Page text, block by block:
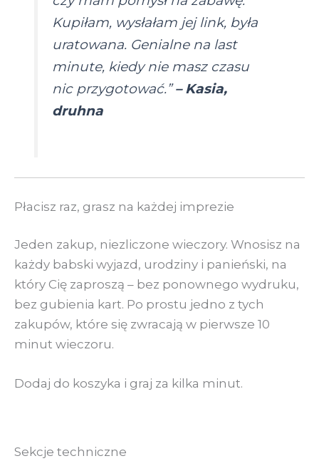
Kupiłam, wysłałam jej link, była
uratowana. Genialne na last
minute, kiedy nie masz czasu
nic przygotować.” – Kasia,
druhna
Płacisz raz, grasz na każdej imprezie
Jeden zakup, niezliczone wieczory. Wnosisz na
każdy babski wyjazd, urodziny i panieński, na
który Cię zaproszą – bez ponownego wydruku,
bez gubienia kart. Po prostu jedno z tych
zakupów, które się zwracają w pierwsze 10
minut wieczoru.
Dodaj do koszyka i graj za kilka minut.
Sekcje techniczne